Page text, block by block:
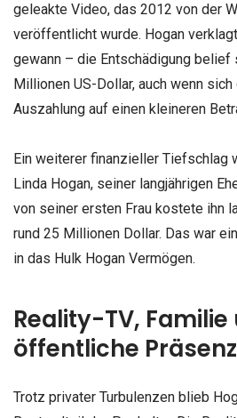
geleakte Video, das 2012 von der
veröffentlicht wurde. Hogan
gewann – die Entschädigung belief
Millionen US-Dollar, auch wenn
Auszahlung auf einen kleineren
Ein weiterer finanzieller Tiefschlag
Linda Hogan, seiner langjährigen
von seiner ersten Frau kostete ihn
rund 25 Millionen Dollar. Das war
in das Hulk Hogan Vermögen.
Reality-TV, Familie
öffentliche Präsenz
Trotz privater Turbulenzen blieb